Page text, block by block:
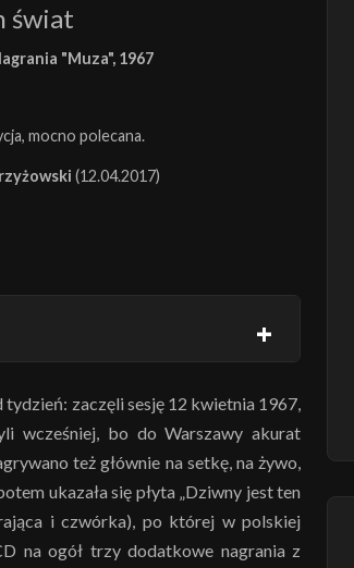
świat
"Muza", 1967
mocno polecana.
(12.04.2017)
tydzień: zaczęli sesję 12 kwietnia 1967,
wcześniej, bo do Warszawy akurat
też głównie na setkę, na żywo,
ukazała się płyta „Dziwny jest ten
i czwórka), po której w polskiej
na ogół trzy dodatkowe nagrania z